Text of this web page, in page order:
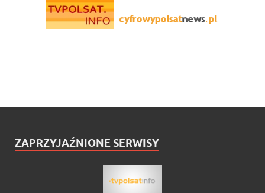
ZAPRZYJAŹNIONE SERWISY